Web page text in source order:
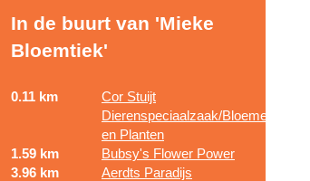
In de buurt van 'Mieke
Bloemtiek'
0.11 km
Cor Stuijt
Dierenspeciaalzaak/Bloemen
en Planten
1.59 km
Bubsy's Flower Power
3.96 km
Aerdts Paradijs